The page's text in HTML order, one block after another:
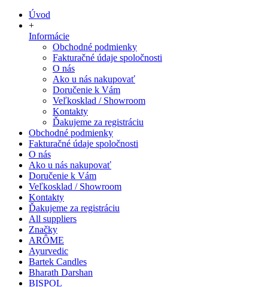
Úvod
+
Informácie
Obchodné podmienky
Fakturačné údaje spoločnosti
O nás
Ako u nás nakupovať
Doručenie k Vám
Veľkosklad / Showroom
Kontakty
Ďakujeme za registráciu
Obchodné podmienky
Fakturačné údaje spoločnosti
O nás
Ako u nás nakupovať
Doručenie k Vám
Veľkosklad / Showroom
Kontakty
Ďakujeme za registráciu
All suppliers
Značky
ARÔME
Ayurvedic
Bartek Candles
Bharath Darshan
BISPOL